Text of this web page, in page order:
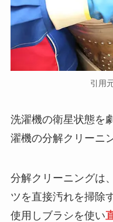
引用
洗濯機の衛星状態を
濯機の分解クリーニ
分解クリーニングは
ツを直接汚れを掃除
使用しブラシを使い